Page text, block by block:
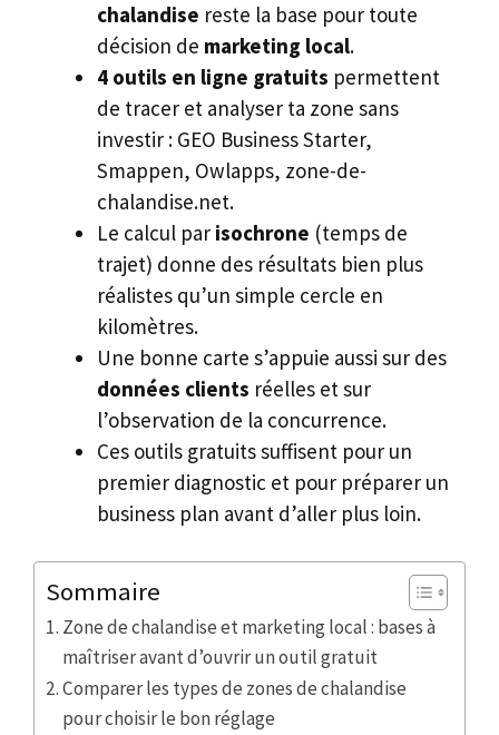
chalandise reste la base pour toute
décision de marketing local.
4 outils en ligne gratuits permettent
de tracer et analyser ta zone sans
investir : GEO Business Starter,
Smappen, Owlapps, zone-de-
chalandise.net.
Le calcul par isochrone (temps de
trajet) donne des résultats bien plus
réalistes qu’un simple cercle en
kilomètres.
Une bonne carte s’appuie aussi sur des
données clients réelles et sur
l’observation de la concurrence.
Ces outils gratuits suffisent pour un
premier diagnostic et pour préparer un
business plan avant d’aller plus loin.
Sommaire
Zone de chalandise et marketing local : bases à
maîtriser avant d’ouvrir un outil gratuit
Comparer les types de zones de chalandise
pour choisir le bon réglage